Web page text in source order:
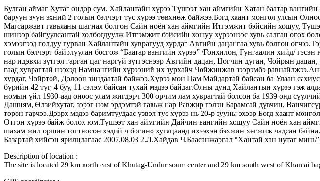
Булган аймаг Хутаг өндөр сум. Хайлантайн хүрээ Түшээт хан аймгийн Хатан баатар
баруун зүүн эхний 2 голын бэлчэрт тус хүрээ төвхнөж байжээ.Богд хаант монгол улсын
Магсаржавт гавьяаны шагнал болгон Сайн ноён хан аймгийн Итгэмжит бэйсийн хошуу,
шинээр байгуулсантай холбогдуулж Итгэмжит бэйсийн хошуу хүрээнээс хувь салган өгөх
хэмээгээд голдуу гурван Хайлантайн хуврагууд хурдаг Авгийн дацангаа хувь болгон
голын бэлчэрт байрлуулан босгож “Баатар вангийн хүрээ” /Гонхилон, Гунгаалин хийд/
нар идэвхи зүтгэл гарган цаг наргүй зүтгэснээр Авгийн дацан, Цогчин дуган, Чойрын
гаад хуврагтай нээхэд Намнангийн хүрээний их зурхайч Чойжинжав зээрэмбэ
хурдаг, Чойртой, Долоон зиндаатай байжээ.Хүрээ мөн Цам Майдартай байсан ба Улаан
бүрийн 42 туг, 4 буу, 11 сэлэм байсан тухай мэдээ байдаг.Олны дунд Хайлантын хүрээ гэж
номын үйл 1930-аад оноос улам жигдэрч 300 орчим лам хуврагтай болсон ба 1939 онд
Дашням, Өлзийхутаг, зэрэг ном эрдэмтэй гавьж нар Равжир гэлэн Барамсай дүвчин,
төрөн гарчээ.Дээрх мэдээ баримтуудаас үзвэл тус хүрээ нь 20-р зууны эхээр Богд хаант
Отгон хүрээ байж болох юм.Түшээт хан аймгийн Дайчин вангийн хошуу Сайн ноён хан
шахам жил оршин тогтносон хэдий ч богино хугацаанд ихээхэн бэхжин хөгжиж чадсан
Базартай хийсэн ярилцлагаас 2007.08.03 2.Л.Хайдав Ч.Баасанжаргал “Хантай хан нутаг
Description of location :
The site is located 29 km north east of Khutag-Undur soum center and 29 km south west of Khantai